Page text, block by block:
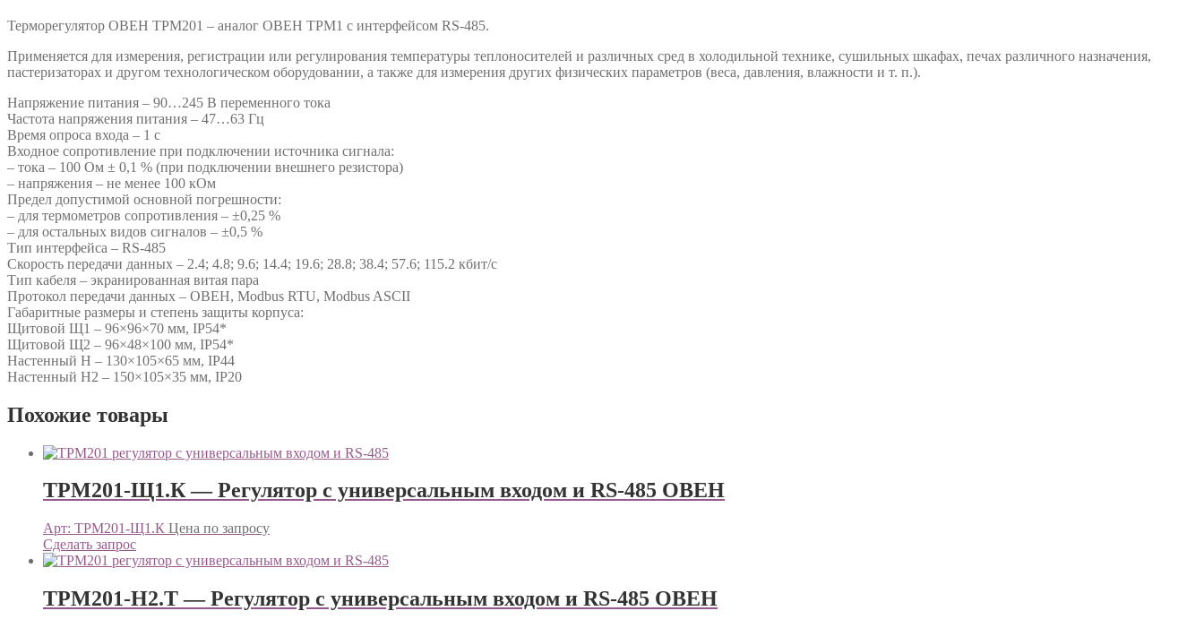
Терморегулятор ОВЕН ТРМ201 – аналог ОВЕН ТРМ1 с интерфейсом RS-485.
Применяется для измерения, регистрации или регулирования температуры теплоносителей и различных сред в холодильной технике, сушильных шкафах, печах различного назначения,
пастеризаторах и другом технологическом оборудовании, а также для измерения других физических параметров (веса, давления, влажности и т. п.).
Напряжение питания – 90…245 В переменного тока
Частота напряжения питания – 47…63 Гц
Время опроса входа – 1 с
Входное сопротивление при подключении источника сигнала:
– тока – 100 Ом ± 0,1 % (при подключении внешнего резистора)
– напряжения – не менее 100 кОм
Предел допустимой основной погрешности:
– для термометров сопротивления – ±0,25 %
– для остальных видов сигналов – ±0,5 %
Тип интерфейса – RS-485
Скорость передачи данных – 2.4; 4.8; 9.6; 14.4; 19.6; 28.8; 38.4; 57.6; 115.2 кбит/с
Тип кабеля – экранированная витая пара
Протокол передачи данных – ОВЕН, Modbus RTU, Modbus ASCII
Габаритные размеры и степень защиты корпуса:
Щитовой Щ1 – 96×96×70 мм, IP54*
Щитовой Щ2 – 96×48×100 мм, IP54*
Настенный Н – 130×105×65 мм, IP44
Настенный Н2 – 150×105×35 мм, IP20
Похожие товары
ТРМ201-Щ1.К — Регулятор с универсальным входом и RS-485 ОВЕН
Арт: ТРМ201-Щ1.К Цена по запросу
Сделать запрос
ТРМ201-Н2.Т — Регулятор с универсальным входом и RS-485 ОВЕН